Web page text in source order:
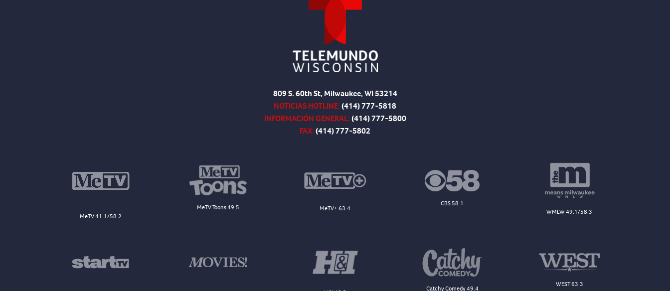
809 S. 60th St, Milwaukee, WI 53214
NOTICIAS HOTLINE:(414) 777-5818
INFORMACIÓN GENERAL:(414) 777-5800
FAX:(414) 777-5802
MeTV 41.1/58.2
MeTV Toons 49.5 MeTV+ 63.4
CBS 58.1
WMLW 49.1/58.3
Catchy Comedy 49.4
WEST 63.3